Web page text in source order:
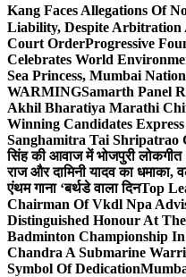
Kang Faces Allegations Of
Liability, Despite
Court OrderProgressive
Celebrates World
Sea Princess, Mumbai
WARMINGSamarth Panel
Akhil Bharatiya Marathi
Winning Candidates
Sanghamitra Tai Shripatrao
सिंह की आवाज में भोजपुरी लोकगीत
राज और दामिनी यादव का धमाका,
एंथम गाना ‘बर्थडे वाला दिनTop
Chairman Of Vkdl Npa
Distinguished Honour At
Badminton Championship
Chandra A Submarine
Symbol Of Dedication